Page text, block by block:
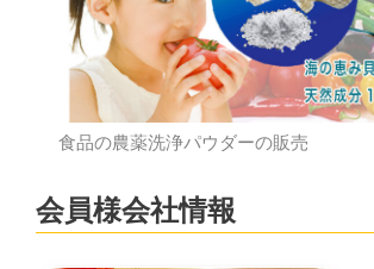
食品の農薬洗浄パウダーの販売
会員様会社情報